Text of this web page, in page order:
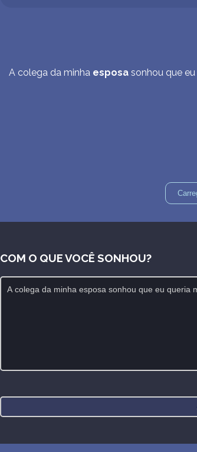
A colega da minha esposasonhou que eu
COM O QUE VOCÊ SONHOU?